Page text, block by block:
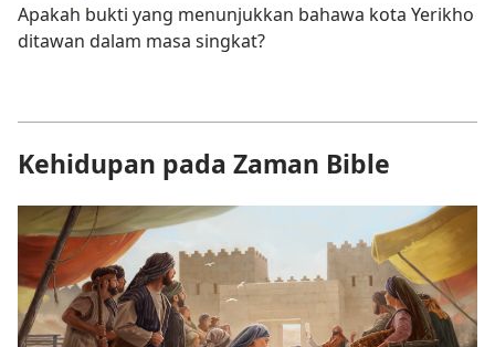
Apakah bukti yang menunjukkan bahawa kota Yerikho
ditawan dalam masa singkat?
Kehidupan pada Zaman Bible